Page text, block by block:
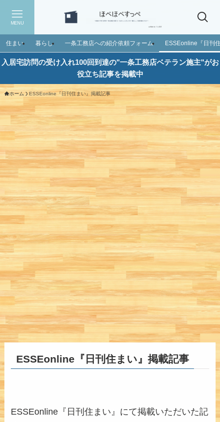
MENU
住まい 暮らし 一条工務店への紹介依頼フォーム ESSEonline『日刊
入居宅訪問の受け入れ100回到達の"一条工務店ベテラン施主"がお
役立ち記事を掲載中
ホーム ESSEonline『日刊住まい』掲載記事
ESSEonline『日刊住まい』掲載記事
ESSEonline『日刊住まい』にて掲載いただいた記